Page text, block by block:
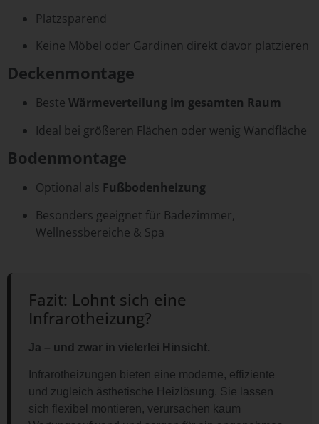
Platzsparend
Keine Möbel oder Gardinen direkt davor platzieren
Deckenmontage
Beste Wärmeverteilung im gesamten Raum
Ideal bei größeren Flächen oder wenig Wandfläche
Bodenmontage
Optional als Fußbodenheizung
Besonders geeignet für Badezimmer,
Wellnessbereiche & Spa
Fazit: Lohnt sich eine
Infrarotheizung?
Ja – und zwar in vielerlei Hinsicht.
Infrarotheizungen bieten eine moderne, effiziente
und zugleich ästhetische Heizlösung. Sie lassen
sich flexibel montieren, verursachen kaum